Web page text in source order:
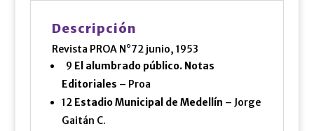
Descripción
Revista PROA N°72 junio, 1953
9 El alumbrado público. Notas
Editoriales – Proa
12 Estadio Municipal de Medellín – Jorge
Gaitán C.